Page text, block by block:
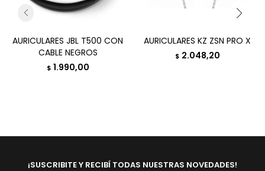
AURICULARES JBL T500 CON
CABLE NEGROS
$ 1.990,00
AURICULARES KZ ZSN PRO X
$ 2.048,20
¡SUSCRIBITE Y RECIBÍ TODAS NUESTRAS NOVEDADES!